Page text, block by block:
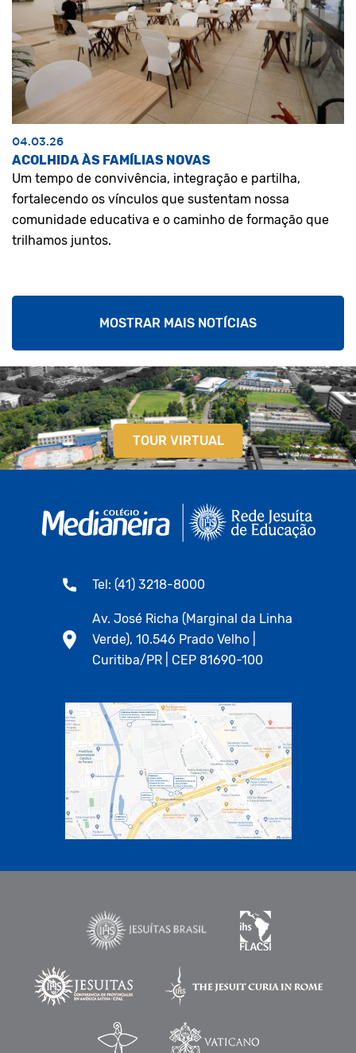
04.03.26
ACOLHIDA ÀS FAMÍLIAS NOVAS
Um tempo de convivência, integração e partilha,
fortalecendo os vínculos que sustentam nossa
comunidade educativa e o caminho de formação que
trilhamos juntos.
MOSTRAR MAIS NOTÍCIAS
TOUR VIRTUAL
Tel: (41) 3218-8000
Av. José Richa (Marginal da Linha
Verde), 10.546 Prado Velho |
Curitiba/PR | CEP 81690-100